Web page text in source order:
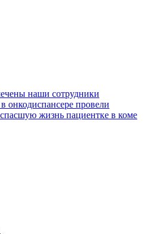
наши сотрудники
онкодиспансере провели
жизнь пациентке в коме